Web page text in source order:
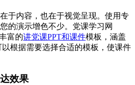
于内容，也在于视觉呈现。使用专
的演示增色不少。党课学习网
富的讲党课PPT和课件模板，涵盖
根据需要选择合适的模板，使课件
效果